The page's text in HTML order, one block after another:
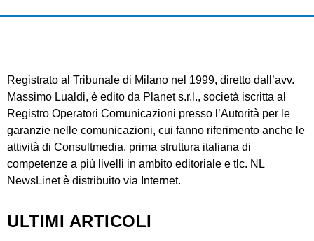
Registrato al Tribunale di Milano nel 1999, diretto dall’avv.
Massimo Lualdi, è edito da Planet s.r.l., società iscritta al
Registro Operatori Comunicazioni presso l’Autorità per le
garanzie nelle comunicazioni, cui fanno riferimento anche le
attività di Consultmedia, prima struttura italiana di
competenze a più livelli in ambito editoriale e tlc. NL
NewsLinet è distribuito via Internet.
ULTIMI ARTICOLI